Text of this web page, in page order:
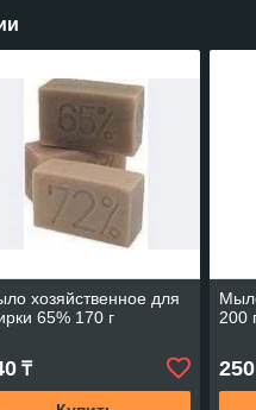
хозяйственное для
65% 170 г
₸
200
250